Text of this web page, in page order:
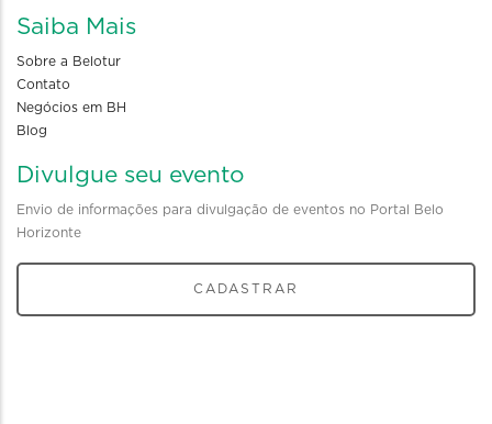
Saiba Mais
Sobre a Belotur
Contato
Negócios em BH
Blog
Divulgue seu evento
Envio de informações para divulgação de eventos no Portal Belo
Horizonte
CADASTRAR